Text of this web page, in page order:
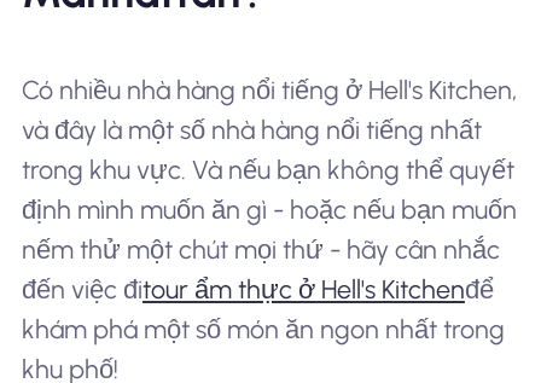
Có nhiều nhà hàng nổi tiếng ở Hell's Kitchen,
và đây là một số nhà hàng nổi tiếng nhất
trong khu vực. Và nếu bạn không thể quyết
định mình muốn ăn gì - hoặc nếu bạn muốn
nếm thử một chút mọi thứ - hãy cân nhắc
đến việc đitour ẩm thực ở Hell's Kitchenđể
khám phá một số món ăn ngon nhất trong
khu phố!